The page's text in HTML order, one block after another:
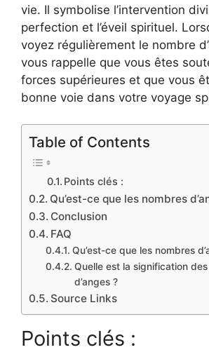
vie. Il symbolise l’intervention
perfection et l’éveil spirituel.
voyez régulièrement le nombre
vous rappelle que vous êtes
forces supérieures et que vous
bonne voie dans votre voyage
Table of Contents
Points clés :
Qu’est-ce que les nombres
Conclusion
FAQ
Qu’est-ce que les nombres
Quelle est la signification
d’anges ?
Source Links
Points clés :